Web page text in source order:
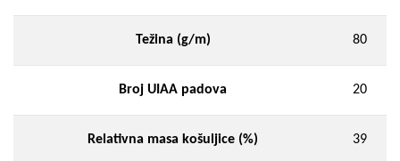
Težina (g/m) 80
Broj UIAA padova 20
Relativna masa košuljice (%) 39